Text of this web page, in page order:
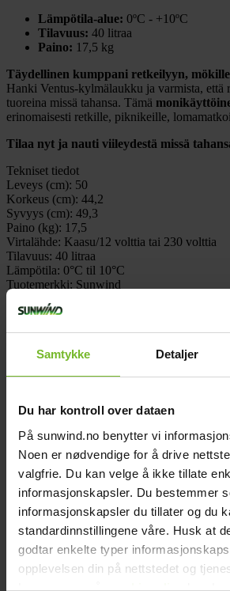
Samtykke Detaljer
Du har kontroll over dataen
På sunwind.no benytter vi
Noen er nødvendige for å drive
valgfrie. Du kan velge å ikke tillate
informasjonskapsler. Du bestemmer
informasjonskapsler du tillater og du
standardinnstillingene våre. Husk at
godtar enkelte typer
opplevelsen din på nettstedet og
Les mer om vårcookiepolicyher.
Lämpötila-alue: 0ºC - +10ºC
Tilavuus: 40 litraa
Paino: 17,5 kg
Täydellinen kumppani retkeilyyn,
Hanki Ventus-kylmälaukku ja varmista, että
tuoreina missä tahansa. Tämä
erinomaisesti retkille, piknikeille,
Tilaa nyt ja nauti viileydestä missä
Tekniset tiedot
Leveys (cm): 50
Korkeus (cm): 44,2
Syvyys (cm): 49,3
Paino (kg): 17,5
Virtalähde: Kaasu/12 volttia tai 230 volttia
Tilavuus: 40 litraa
Lämpötila: 0°C til 10°C
Tuotemerkki: Sunwind
Paketin mitat
Leveys (cm):
Paino (kg):19,5
Arvostelut